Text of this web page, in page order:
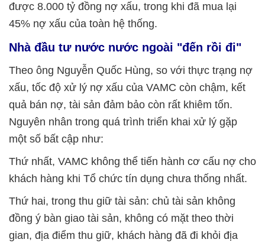
được 8.000 tỷ đồng nợ xấu, trong khi đã mua lại
45% nợ xấu của toàn hệ thống.
Nhà đầu tư nước nước ngoài "đến rồi đi"
Theo ông Nguyễn Quốc Hùng, so với thực trạng nợ
xấu, tốc độ xử lý nợ xấu của VAMC còn chậm, kết
quả bán nợ, tài sản đảm bảo còn rất khiêm tốn.
Nguyên nhân trong quá trình triển khai xử lý gặp
một số bất cập như:
Thứ nhất, VAMC không thể tiến hành cơ cấu nợ cho
khách hàng khi Tổ chức tín dụng chưa thống nhất.
Thứ hai, trong thu giữ tài sản: chủ tài sản không
đồng ý bàn giao tài sản, không có mặt theo thời
gian, địa điểm thu giữ, khách hàng đã đi khỏi địa